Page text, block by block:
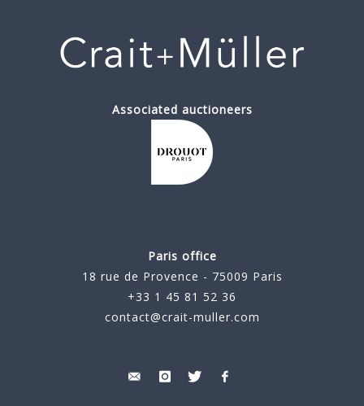
Associated auctioneers
Paris office
18 rue de Provence - 75009 Paris
+33 1 45 81 52 36
contact@crait-muller.com